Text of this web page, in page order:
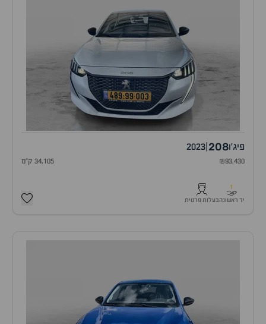
פיג'ו208
2023
₪93,430 34,105 ק"מ
1
יד ראשונהבעלות פרטית